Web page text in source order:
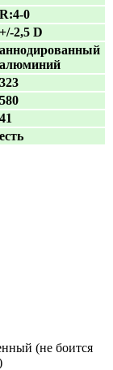
R:4-0
+/-2,5 D
аннодированный
алюминий
323
580
41
есть
(не боится